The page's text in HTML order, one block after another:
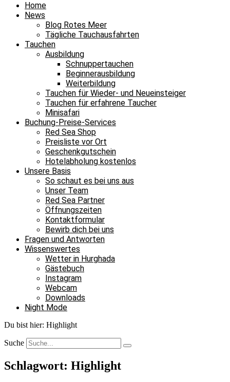
Home
News
Blog Rotes Meer
Tägliche Tauchausfahrten
Tauchen
Ausbildung
Schnuppertauchen
Beginnerausbildung
Weiterbildung
Tauchen für Wieder- und Neueinsteiger
Tauchen für erfahrene Taucher
Minisafari
Buchung-Preise-Services
Red Sea Shop
Preisliste vor Ort
Geschenkgutschein
Hotelabholung kostenlos
Unsere Basis
So schaut es bei uns aus
Unser Team
Red Sea Partner
Öffnungszeiten
Kontaktformular
Bewirb dich bei uns
Fragen und Antworten
Wissenswertes
Wetter in Hurghada
Gästebuch
Instagram
Webcam
Downloads
Night Mode
Du bist hier: Highlight
Suche
Schlagwort: Highlight